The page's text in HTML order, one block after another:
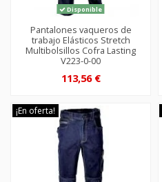
Disponible
Pantalones vaqueros de
trabajo Elásticos Stretch
Multibolsillos Cofra Lasting
V223-0-00
113,56 €
¡En oferta!